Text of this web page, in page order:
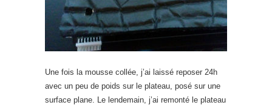
Une fois la mousse collée, j’ai laissé reposer 24h
avec un peu de poids sur le plateau, posé sur une
surface plane. Le lendemain, j’ai remonté le plateau